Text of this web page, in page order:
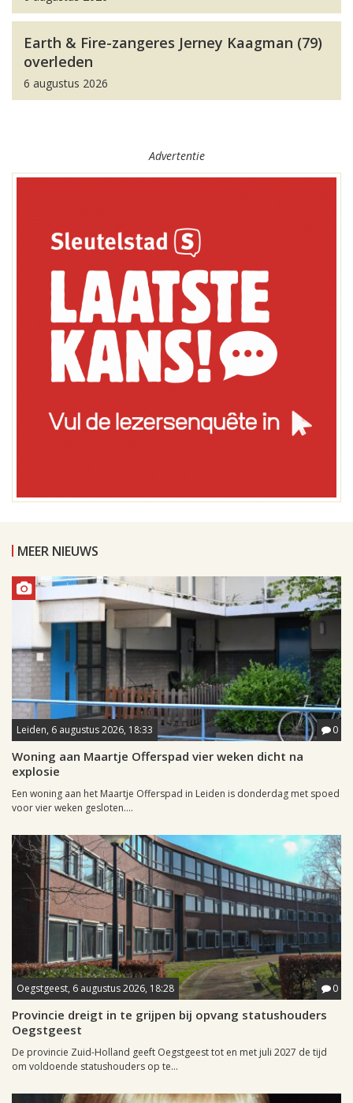
Earth & Fire-zangeres Jerney Kaagman (79)
overleden
6 augustus 2026
Advertentie
MEER NIEUWS
Leiden, 6 augustus 2026, 18:33 0
Woning aan Maartje Offerspad vier weken dicht na
explosie
Een woning aan het Maartje Offerspad in Leiden is donderdag met spoed
voor vier weken gesloten....
Oegstgeest, 6 augustus 2026, 18:28 0
Provincie dreigt in te grijpen bij opvang statushouders
Oegstgeest
De provincie Zuid-Holland geeft Oegstgeest tot en met juli 2027 de tijd
om voldoende statushouders op te...